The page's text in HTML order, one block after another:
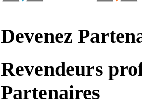
Devenez
Revendeurs
Partenaires